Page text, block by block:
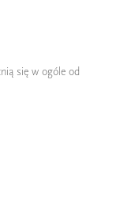
się w ogóle od